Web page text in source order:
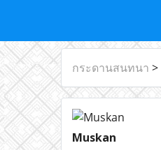
กระดานสนทนา >
Muskan